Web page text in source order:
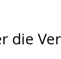
die